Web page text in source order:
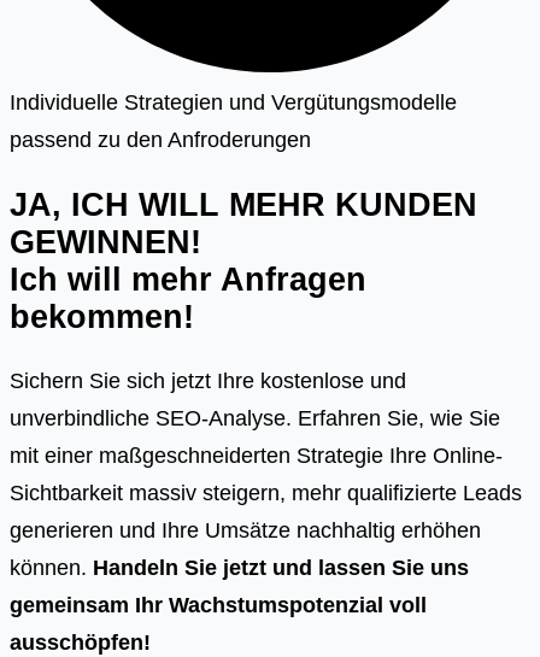
Individuelle Strategien und Vergütungsmodelle
passend zu den Anfroderungen
JA, ICH WILL MEHR KUNDEN
GEWINNEN!
Ich will mehr Anfragen
bekommen!
Sichern Sie sich jetzt Ihre kostenlose und
unverbindliche SEO-Analyse. Erfahren Sie, wie Sie
mit einer maßgeschneiderten Strategie Ihre Online-
Sichtbarkeit massiv steigern, mehr qualifizierte Leads
generieren und Ihre Umsätze nachhaltig erhöhen
können. Handeln Sie jetzt und lassen Sie uns
gemeinsam Ihr Wachstumspotenzial voll
ausschöpfen!